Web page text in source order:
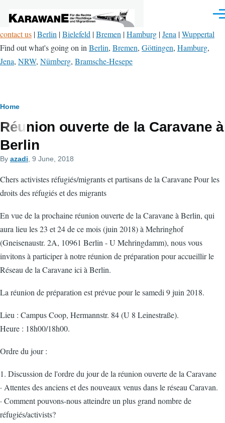
contact us |Berlin |Bielefeld |Bremen |Hamburg |Jena |Wuppertal
Find out what's going on in Berlin, Bremen, Göttingen, Hamburg,
Jena, NRW, Nürnberg, Bramsche-Hesepe
Breadcrumb
Home
Réunion ouverte de la Caravane à
Berlin
By azadi , 9 June, 2018
Chers activistes réfugiés/migrants et partisans de la Caravane Pour les
droits des réfugiés et des migrants
En vue de la prochaine réunion ouverte de la Caravane à Berlin, qui
aura lieu les 23 et 24 de ce mois (juin 2018) à Mehringhof
(Gneisenaustr. 2A, 10961 Berlin - U Mehringdamm), nous vous
invitons à participer à notre réunion de préparation pour accueillir le
Réseau de la Caravane ici à Berlin.
La réunion de préparation est prévue pour le samedi 9 juin 2018.
Lieu : Campus Coop, Hermannstr. 84 (U 8 Leinestraße).
Heure : 18h00/18h00.
Ordre du jour :
1. Discussion de l'ordre du jour de la réunion ouverte de la Caravane
· Attentes des anciens et des nouveaux venus dans le réseau Caravan.
· Comment pouvons-nous atteindre un plus grand nombre de
réfugiés/activists?